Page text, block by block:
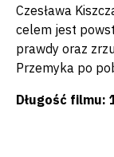
Czesława
celem jest
prawdy oraz
Przemyka po
Długość filmu: